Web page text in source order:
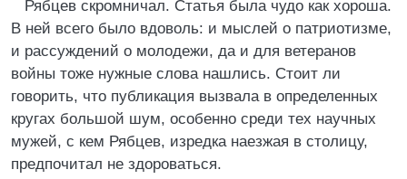
Рябцев скромничал. Статья была чудо как хороша.
В ней всего было вдоволь: и мыслей о патриотизме,
и рассуждений о молодежи, да и для ветеранов
войны тоже нужные слова нашлись. Стоит ли
говорить, что публикация вызвала в определенных
кругах большой шум, особенно среди тех научных
мужей, с кем Рябцев, изредка наезжая в столицу,
предпочитал не здороваться.